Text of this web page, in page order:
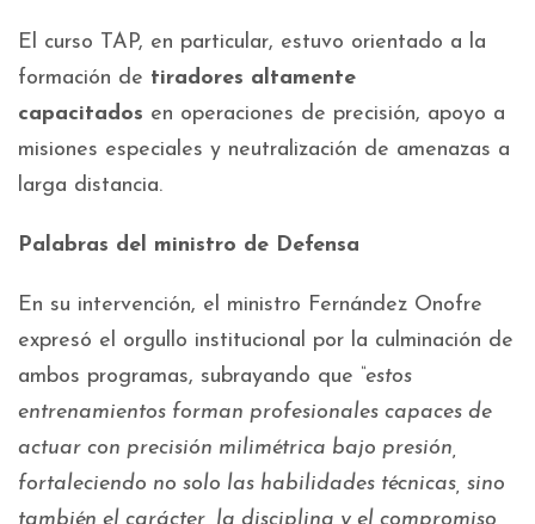
El curso TAP, en particular, estuvo orientado a la
formación de tiradores altamente
capacitados en operaciones de precisión, apoyo a
misiones especiales y neutralización de amenazas a
larga distancia.
Palabras del ministro de Defensa
En su intervención, el ministro Fernández Onofre
expresó el orgullo institucional por la culminación de
ambos programas, subrayando que “estos
entrenamientos forman profesionales capaces de
actuar con precisión milimétrica bajo presión,
fortaleciendo no solo las habilidades técnicas, sino